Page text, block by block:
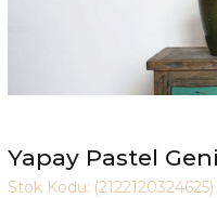
Yapay Pastel
Stok Kodu: (2122120324625)